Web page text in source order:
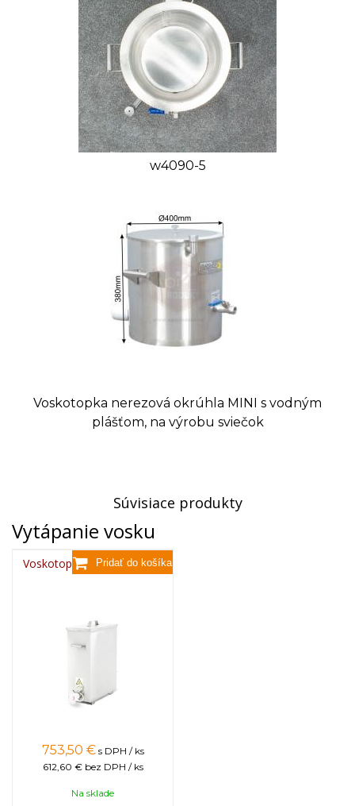
w4090-5
Voskotopka nerezová okrúhla MINI s vodným
plášťom, na výrobu sviečok
Súvisiace produkty
Vytápanie vosku
Voskotopka nerezová MINI
753,50 € s DPH / ks
612,60 € bez DPH / ks
Na sklade